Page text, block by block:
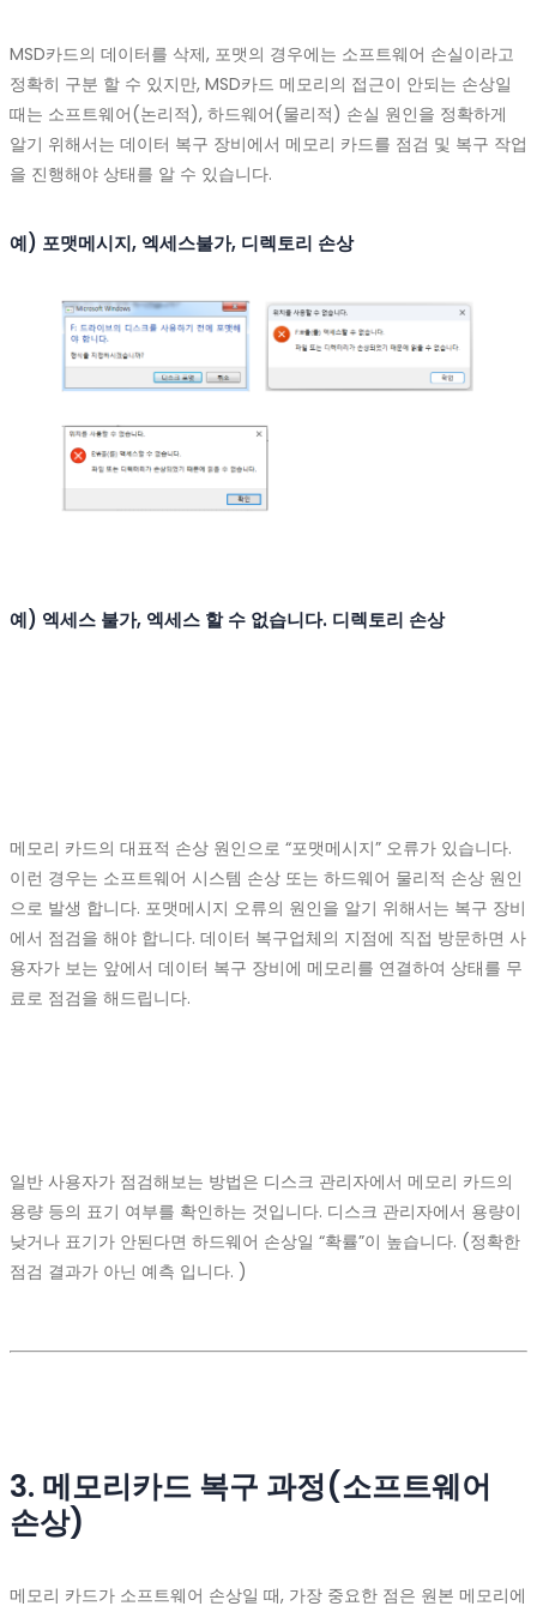
MSD카드의 데이터를 삭제, 포맷의 경우에는 소프트웨어 손실이라고
정확히 구분 할 수 있지만, MSD카드 메모리의 접근이 안되는 손상일
때는 소프트웨어(논리적), 하드웨어(물리적) 손실 원인을 정확하게
알기 위해서는 데이터 복구 장비에서 메모리 카드를 점검 및 복구 작업
을 진행해야 상태를 알 수 있습니다.
예) 포맷메시지, 엑세스불가, 디렉토리 손상
예) 엑세스 불가, 엑세스 할 수 없습니다. 디렉토리 손상
메모리 카드의 대표적 손상 원인으로 “포맷메시지” 오류가 있습니다.
이런 경우는 소프트웨어 시스템 손상 또는 하드웨어 물리적 손상 원인
으로 발생 합니다. 포맷메시지 오류의 원인을 알기 위해서는 복구 장비
에서 점검을 해야 합니다. 데이터 복구업체의 지점에 직접 방문하면 사
용자가 보는 앞에서 데이터 복구 장비에 메모리를 연결하여 상태를 무
료로 점검을 해드립니다.
일반 사용자가 점검해보는 방법은 디스크 관리자에서 메모리 카드의
용량 등의 표기 여부를 확인하는 것입니다. 디스크 관리자에서 용량이
낮거나 표기가 안된다면 하드웨어 손상일 “확률”이 높습니다. (정확한
점검 결과가 아닌 예측 입니다. )
3. 메모리카드 복구 과정(소프트웨어
손상)
메모리 카드가 소프트웨어 손상일 때, 가장 중요한 점은 원본 메모리에